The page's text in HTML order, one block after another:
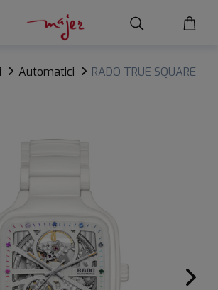
Automatici
RADO TRUE SQUARE